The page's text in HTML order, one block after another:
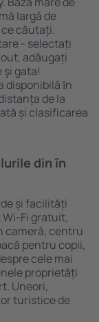
largă de
căutați.
- selectați
adăugați
gata!
disponibilă ȋn
de la
și clasificarea
din în
și facilități
Fi gratuit,
cameră, centru
pentru copii,
cele mai
proprietăți
Uneori,
turistice de